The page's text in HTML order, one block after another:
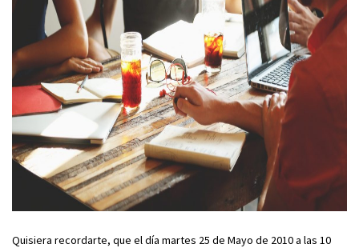
Quisiera recordarte, que el día martes 25 de Mayo de 2010 a las 10